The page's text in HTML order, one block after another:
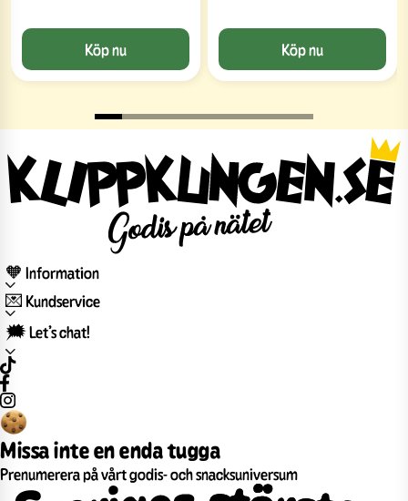
Köp nu Köp nu
🧡 Information
💌 Kundservice
🗯️ Let’s chat!
Missa inte en enda tugga
Prenumerera på vårt godis- och snacksuniversum